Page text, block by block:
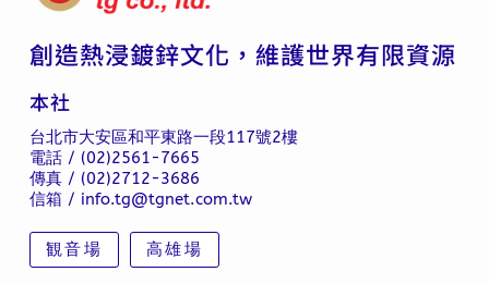
創造熱浸鍍鋅文化，維護世界有限資源
本社
台北市大安區和平東路一段117號2樓
電話 / (02)2561-7665
傳真 / (02)2712-3686
信箱 / info.tg@tgnet.com.tw
観音場 高雄場